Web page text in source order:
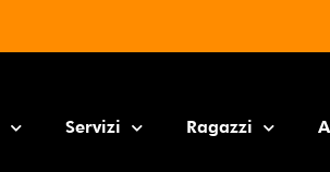
Servizi Ragazzi